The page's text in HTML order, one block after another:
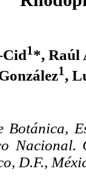
1*, Raúl
1,
Botánica,
D.F.,